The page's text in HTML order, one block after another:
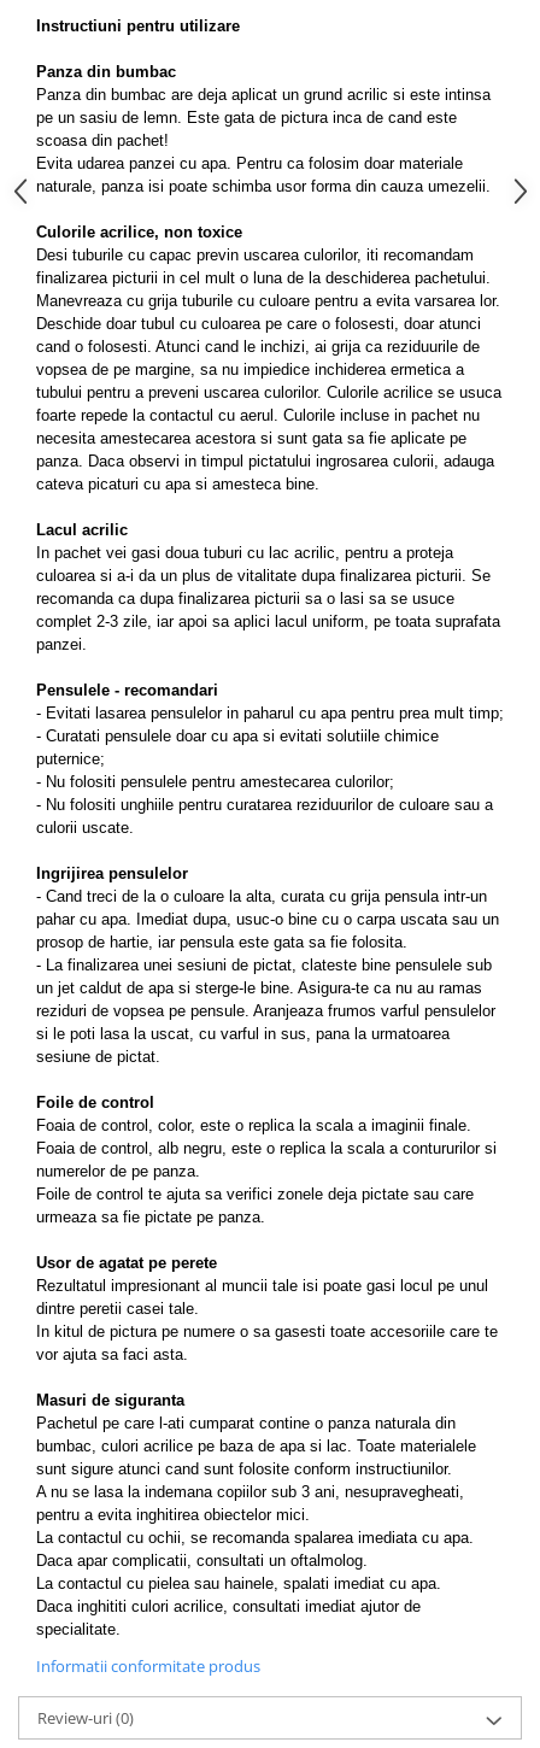
Instructiuni pentru utilizare
Panza din bumbac
Panza din bumbac are deja aplicat un grund acrilic si este intinsa
pe un sasiu de lemn. Este gata de pictura inca de cand este
scoasa din pachet!
Evita udarea panzei cu apa. Pentru ca folosim doar materiale
naturale, panza isi poate schimba usor forma din cauza umezelii.
Culorile acrilice, non toxice
Desi tuburile cu capac previn uscarea culorilor, iti recomandam
finalizarea picturii in cel mult o luna de la deschiderea pachetului.
Manevreaza cu grija tuburile cu culoare pentru a evita varsarea lor.
Deschide doar tubul cu culoarea pe care o folosesti, doar atunci
cand o folosesti. Atunci cand le inchizi, ai grija ca reziduurile de
vopsea de pe margine, sa nu impiedice inchiderea ermetica a
tubului pentru a preveni uscarea culorilor. Culorile acrilice se usuca
foarte repede la contactul cu aerul. Culorile incluse in pachet nu
necesita amestecarea acestora si sunt gata sa fie aplicate pe
panza. Daca observi in timpul pictatului ingrosarea culorii, adauga
cateva picaturi cu apa si amesteca bine.
Lacul acrilic
In pachet vei gasi doua tuburi cu lac acrilic, pentru a proteja
culoarea si a-i da un plus de vitalitate dupa finalizarea picturii. Se
recomanda ca dupa finalizarea picturii sa o lasi sa se usuce
complet 2-3 zile, iar apoi sa aplici lacul uniform, pe toata suprafata
panzei.
Pensulele - recomandari
- Evitati lasarea pensulelor in paharul cu apa pentru prea mult timp;
- Curatati pensulele doar cu apa si evitati solutiile chimice
puternice;
- Nu folositi pensulele pentru amestecarea culorilor;
- Nu folositi unghiile pentru curatarea reziduurilor de culoare sau a
culorii uscate.
Ingrijirea pensulelor
- Cand treci de la o culoare la alta, curata cu grija pensula intr-un
pahar cu apa. Imediat dupa, usuc-o bine cu o carpa uscata sau un
prosop de hartie, iar pensula este gata sa fie folosita.
- La finalizarea unei sesiuni de pictat, clateste bine pensulele sub
un jet caldut de apa si sterge-le bine. Asigura-te ca nu au ramas
reziduri de vopsea pe pensule. Aranjeaza frumos varful pensulelor
si le poti lasa la uscat, cu varful in sus, pana la urmatoarea
sesiune de pictat.
Foile de control
Foaia de control, color, este o replica la scala a imaginii finale.
Foaia de control, alb negru, este o replica la scala a contururilor si
numerelor de pe panza.
Foile de control te ajuta sa verifici zonele deja pictate sau care
urmeaza sa fie pictate pe panza.
Usor de agatat pe perete
Rezultatul impresionant al muncii tale isi poate gasi locul pe unul
dintre peretii casei tale.
In kitul de pictura pe numere o sa gasesti toate accesoriile care te
vor ajuta sa faci asta.
Masuri de siguranta
Pachetul pe care l-ati cumparat contine o panza naturala din
bumbac, culori acrilice pe baza de apa si lac. Toate materialele
sunt sigure atunci cand sunt folosite conform instructiunilor.
A nu se lasa la indemana copiilor sub 3 ani, nesupravegheati,
pentru a evita inghitirea obiectelor mici.
La contactul cu ochii, se recomanda spalarea imediata cu apa.
Daca apar complicatii, consultati un oftalmolog.
La contactul cu pielea sau hainele, spalati imediat cu apa.
Daca inghititi culori acrilice, consultati imediat ajutor de
specialitate.
Informatii conformitate produs
Review-uri(0)